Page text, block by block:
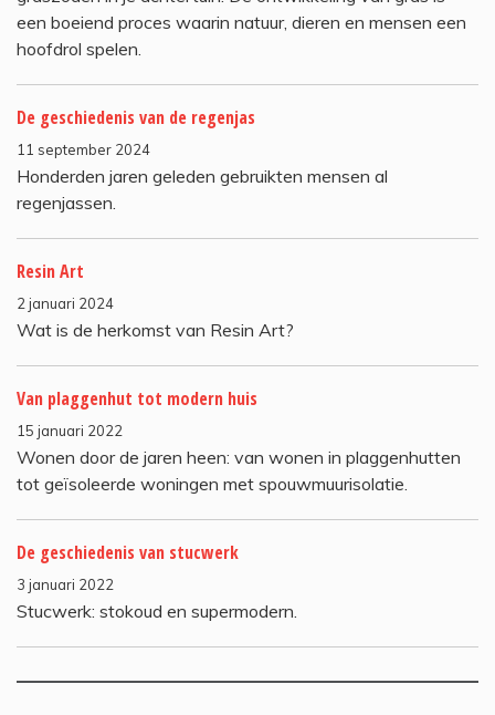
een boeiend proces waarin natuur, dieren en mensen een
hoofdrol spelen.
De geschiedenis van de regenjas
11 september 2024
Honderden jaren geleden gebruikten mensen al
regenjassen.
Resin Art
2 januari 2024
Wat is de herkomst van Resin Art?
Van plaggenhut tot modern huis
15 januari 2022
Wonen door de jaren heen: van wonen in plaggenhutten
tot geïsoleerde woningen met spouwmuurisolatie.
De geschiedenis van stucwerk
3 januari 2022
Stucwerk: stokoud en supermodern.